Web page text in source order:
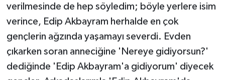
verilmesinde de hep söyledim; böyle yerlere isim
verince, Edip Akbayram herhalde en çok
gençlerin ağzında yaşamayı severdi. Evden
çıkarken soran anneciğine 'Nereye gidiyorsun?'
dediğinde 'Edip Akbayram'a gidiyorum' diyecek